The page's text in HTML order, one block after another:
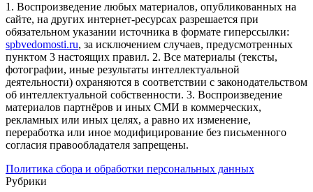
1. Воспроизведение любых материалов, опубликованных на
сайте, на других интернет-ресурсах разрешается при
обязательном указании источника в формате гиперссылки:
spbvedomosti.ru, за исключением случаев, предусмотренных
пунктом 3 настоящих правил. 2. Все материалы (тексты,
фотографии, иные результаты интеллектуальной
деятельности) охраняются в соответствии с законодательством
об интеллектуальной собственности. 3. Воспроизведение
материалов партнёров и иных СМИ в коммерческих,
рекламных или иных целях, а равно их изменение,
переработка или иное модифицирование без письменного
согласия правообладателя запрещены.
Политика сбора и обработки персональных данных
Рубрики